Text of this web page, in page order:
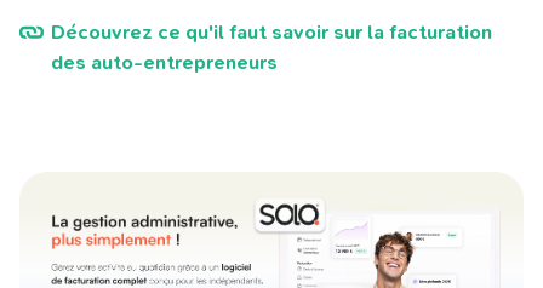
Découvrez ce qu'il faut savoir sur la facturation
des auto-entrepreneurs